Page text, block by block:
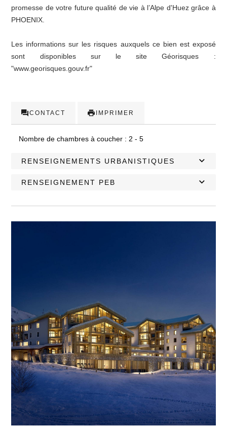
promesse de votre future qualité de vie à l’Alpe d'Huez grâce à
PHOENIX.
Les informations sur les risques auxquels ce bien est exposé
sont disponibles sur le site Géorisques :
"www.georisques.gouv.fr"
CONTACT IMPRIMER
Nombre de chambres à coucher : 2 - 5
RENSEIGNEMENTS URBANISTIQUES
RENSEIGNEMENT PEB